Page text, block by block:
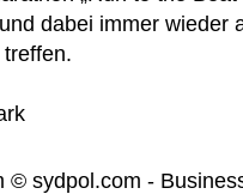
dabei immer wieder
treffen.
© sydpol.com -